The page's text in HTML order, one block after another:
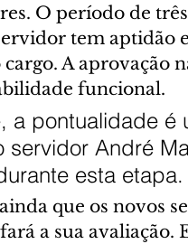
O período de
tem aptidão
A aprovação
funcional.
a pontualidade é
servidor André
esta etapa.
que os novos
a sua avaliação.